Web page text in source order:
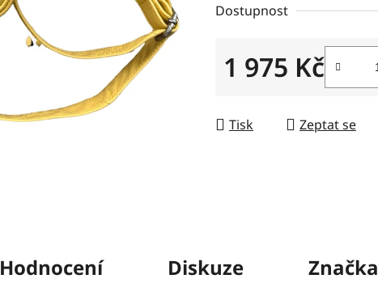
Dostupnost
1 975 Kč
Tisk Zeptat se
Hodnocení Diskuze Značka